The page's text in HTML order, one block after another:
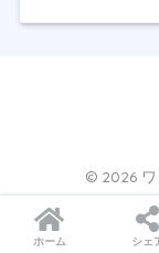
© 2026 ワ
ホーム シェ